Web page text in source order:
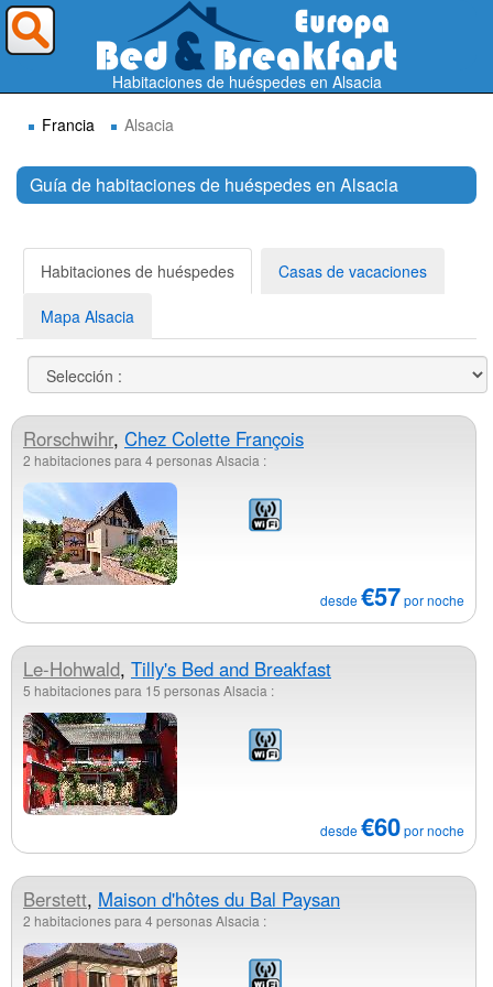
Habitaciones de huéspedes en Alsacia
Francia
Alsacia
Guía de habitaciones de huéspedes en Alsacia
Habitaciones de huéspedes Casas de vacaciones
Mapa Alsacia
Rorschwihr, Chez Colette François
2 habitaciones para 4 personas Alsacia :
desde€57por noche
Le-Hohwald, Tilly's Bed and Breakfast
5 habitaciones para 15 personas Alsacia :
desde€60por noche
Berstett, Maison d'hôtes du Bal Paysan
2 habitaciones para 4 personas Alsacia :
¿A dónde quieres ir?
Buscar